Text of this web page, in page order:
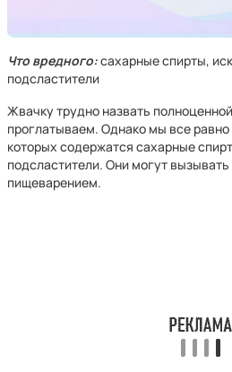
Что вредного:сахарные спирты,
подсластители
Жвачку трудно назвать
проглатываем. Однако мы все равно
которых содержатся сахарные
подсластители. Они могут
пищеварением.